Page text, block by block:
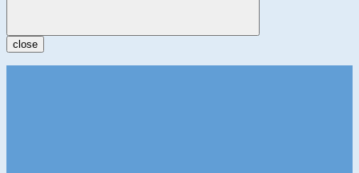
close